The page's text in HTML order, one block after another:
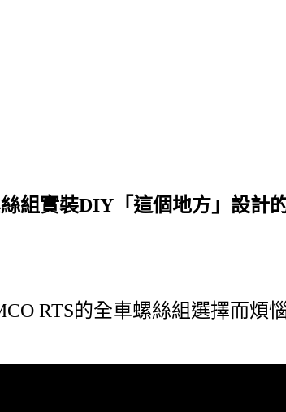
絲組實裝DIY「這個地方」設計
RTS的全車螺絲組選擇而